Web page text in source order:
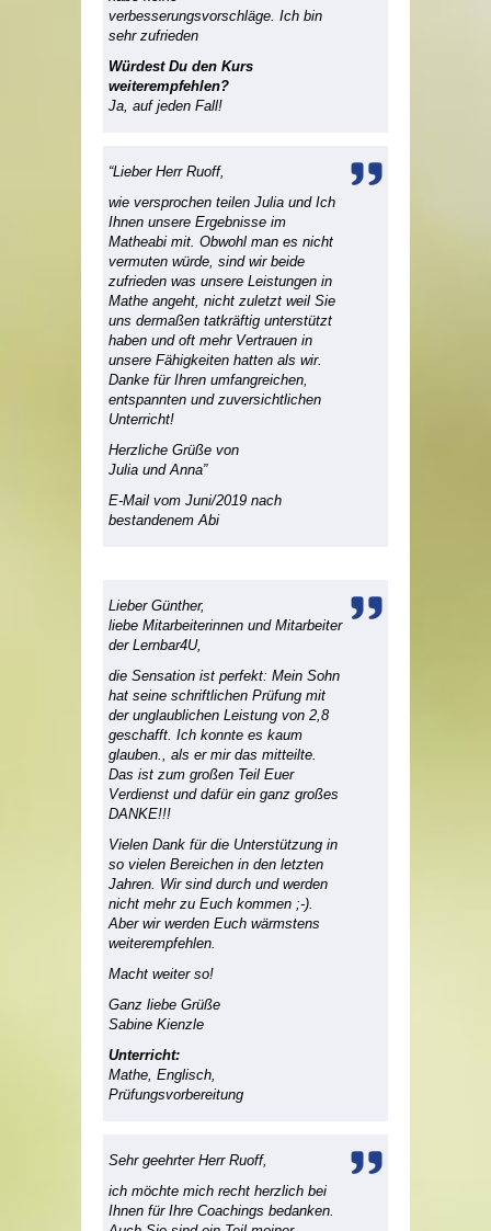
verbesserungsvorschläge. Ich bin
sehr zufrieden
Würdest Du den Kurs
weiterempfehlen?
Ja, auf jeden Fall!
“Lieber Herr Ruoff,
wie versprochen teilen Julia und Ich
Ihnen unsere Ergebnisse im
Matheabi mit. Obwohl man es nicht
vermuten würde, sind wir beide
zufrieden was unsere Leistungen in
Mathe angeht, nicht zuletzt weil Sie
uns dermaßen tatkräftig unterstützt
haben und oft mehr Vertrauen in
unsere Fähigkeiten hatten als wir.
Danke für Ihren umfangreichen,
entspannten und zuversichtlichen
Unterricht!
Herzliche Grüße von
Julia und Anna”
E-Mail vom Juni/2019 nach
bestandenem Abi
Lieber Günther,
liebe Mitarbeiterinnen und Mitarbeiter
der Lernbar4U,
die Sensation ist perfekt: Mein Sohn
hat seine schriftlichen Prüfung mit
der unglaublichen Leistung von 2,8
geschafft. Ich konnte es kaum
glauben., als er mir das mitteilte.
Das ist zum großen Teil Euer
Verdienst und dafür ein ganz großes
DANKE!!!
Vielen Dank für die Unterstützung in
so vielen Bereichen in den letzten
Jahren. Wir sind durch und werden
nicht mehr zu Euch kommen ;-).
Aber wir werden Euch wärmstens
weiterempfehlen.
Macht weiter so!
Ganz liebe Grüße
Sabine Kienzle
Unterricht:
Mathe, Englisch,
Prüfungsvorbereitung
Sehr geehrter Herr Ruoff,
ich möchte mich recht herzlich bei
Ihnen für Ihre Coachings bedanken.